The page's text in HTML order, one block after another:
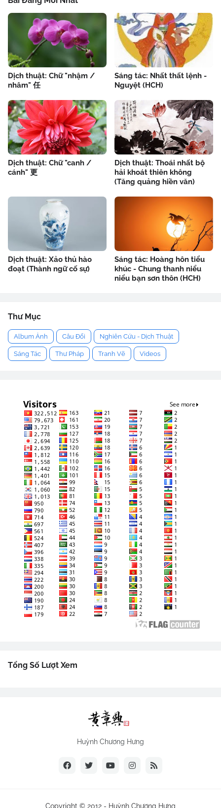
Dịch thuật: Chữ "nhậm /
nhâm" 任
Sáng tác: Nhất thất lệnh -
Nguyệt (HCH)
Dịch thuật: Chữ "canh /
cánh" 更
Dịch thuật: Thoái nhất bộ
hải khoát thiên không
(Tăng quảng hiền văn)
Dịch thuật: Xảo thủ hào
đoạt (Thành ngữ cố sự)
Sáng tác: Hoàng hôn tiểu
khúc - Chung thanh niểu
niểu bạn sơn thôn (HCH)
Thư Mục
Album Ảnh Câu Đối Nghiên Cứu - Dịch Thuật
Sáng Tác Thư Pháp Tranh Vẽ Videos
Tổng Số Lượt Xem
Huỳnh Chương Hưng
Copyright © 2012 - Huỳnh Chương Hưng